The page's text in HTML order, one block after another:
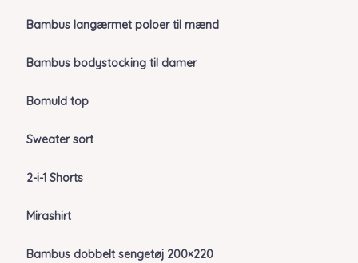
Bambus langærmet poloer til mænd
Bambus bodystocking til damer
Bomuld top
Sweater sort
2-i-1 Shorts
Mirashirt
Bambus dobbelt sengetøj 200×220